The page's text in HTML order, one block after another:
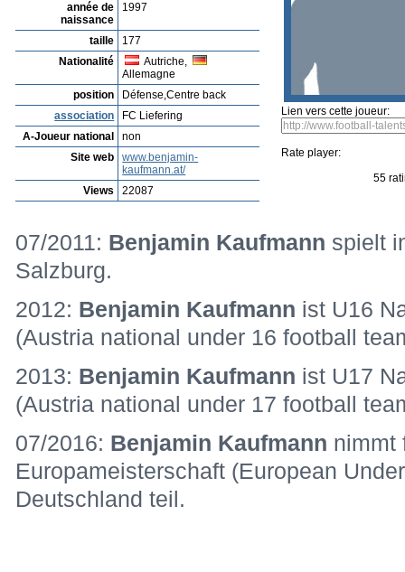
année de
naissance
1997
taille
177
Nationalité
Autriche,
Allemagne
position
Défense,Centre back
association
FC Liefering
A-Joueur national
non
Site web
www.benjamin-
kaufmann.at/
Views
22087
Lien vers cette joueur:
Rate player:
55
07/2011: Benjamin Kaufmann spielt
Salzburg.
2012: Benjamin Kaufmann ist U16
(Austria national under 16 football
2013: Benjamin Kaufmann ist U17
(Austria national under 17 football
07/2016: Benjamin Kaufmann nimmt
Europameisterschaft (European
Deutschland teil.